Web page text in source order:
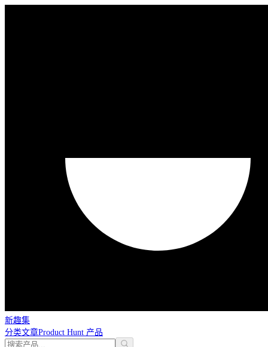
新趣集
分类文章Product Hunt 产品